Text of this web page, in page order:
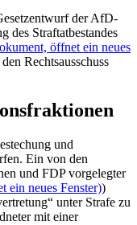
der AfD-
des Straftatbestandes
öffnet ein neues
Rechtsausschuss
und
Ein von den
und FDP vorgelegter
ein neues Fenster))
unter Strafe zu
mit einer